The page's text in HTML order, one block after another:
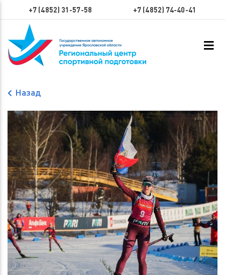
+7 (4852) 31-57-58 +7 (4852) 74-40-41
Назад